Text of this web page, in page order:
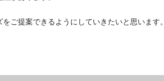
ご提案できるようにしていきたいと思います。